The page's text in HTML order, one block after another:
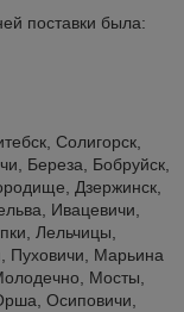
поставки была:
Солигорск,
Береза, Бобруйск,
Дзержинск,
Ивацевичи,
Лельчицы,
Пуховичи, Марьина
Мосты,
Осиповичи,